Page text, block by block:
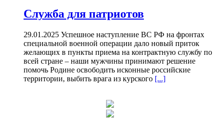
Служба для патриотов
29.01.2025 Успешное наступление ВС РФ на фронтах
специальной военной операции дало новый приток
желающих в пункты приема на контрактную службу по
всей стране – наши мужчины принимают решение
помочь Родине освободить исконные российские
территории, выбить врага из курского [...]